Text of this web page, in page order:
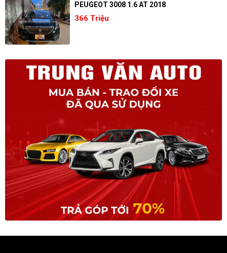
PEUGEOT 3008 1.6 AT 2018
366 Triệu